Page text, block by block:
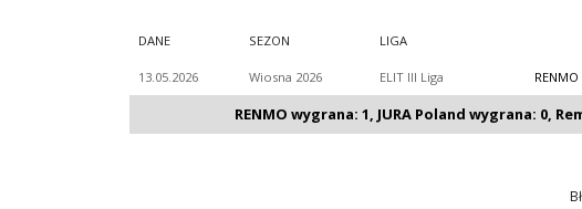
DANE SEZON LIGA
13.05.2026 Wiosna 2026 ELIT III Liga
RENMO wygrana: 1, JURA Poland wygrana: 0,